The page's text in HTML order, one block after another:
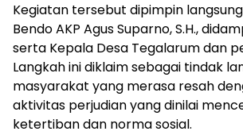
Kegiatan tersebut dipimpin
Bendo AKP Agus Suparno, S.H.,
serta Kepala Desa Tegalarum dan
Langkah ini diklaim sebagai tindak
masyarakat yang merasa resah
aktivitas perjudian yang dinilai
ketertiban dan norma sosial.